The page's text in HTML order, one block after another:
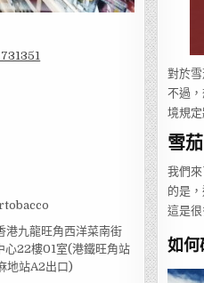
港九龍旺角西洋菜南街
心22樓01室(港鐵旺角站
地站A2出口)
對於
不過
境規
雪
我們
的是
這是
如何